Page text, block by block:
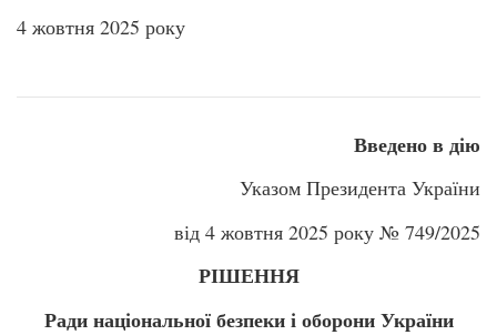
4 жовтня 2025 року
Введено в дію
Указом Президента України
від 4 жовтня 2025 року № 749/2025
РІШЕННЯ
Ради національної безпеки і оборони України